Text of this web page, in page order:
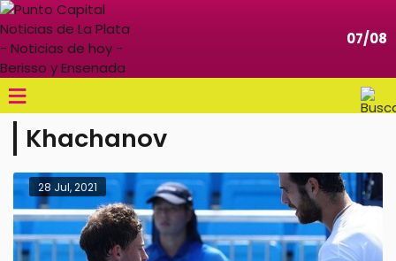
07/08
≡
Khachanov
28 Jul, 2021